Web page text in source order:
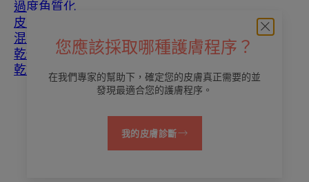
您應該採取哪種護膚程序？
在我們專家的幫助下，確定您的皮膚真正需要的並
發現最適合您的護膚程序。
我的皮膚診斷
過度角質化
皮膚瑕疵
混合性皮膚
乾性皮膚
乾燥和脫水
聯繫我們常見問題